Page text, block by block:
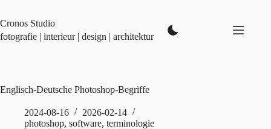
springen
Cronos Studio
fotografie | interieur | design | architektur
Englisch-Deutsche Photoshop-Begriffe
2024-08-16
2026-02-14
photoshop, software, terminologie